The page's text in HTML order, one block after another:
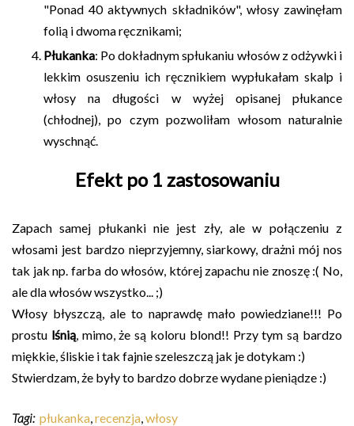
"Ponad 40 aktywnych składników", włosy zawinęłam
folią i dwoma ręcznikami;
Płukanka: Po dokładnym spłukaniu włosów z odżywki i
lekkim osuszeniu ich ręcznikiem wypłukałam skalp i
włosy na długości w wyżej opisanej płukance
(chłodnej), po czym pozwoliłam włosom naturalnie
wyschnąć.
Efekt po 1 zastosowaniu
Zapach samej płukanki nie jest zły, ale w połączeniu z
włosami jest bardzo nieprzyjemny, siarkowy, drażni mój nos
tak jak np. farba do włosów, której zapachu nie znoszę :( No,
ale dla włosów wszystko... ;)
Włosy błyszczą, ale to naprawdę mało powiedziane!!! Po
prostu lśnią, mimo, że są koloru blond!! Przy tym są bardzo
miękkie, śliskie i tak fajnie szeleszczą jak je dotykam :)
Stwierdzam, że były to bardzo dobrze wydane pieniądze :)
Tagi: płukanka recenzja włosy